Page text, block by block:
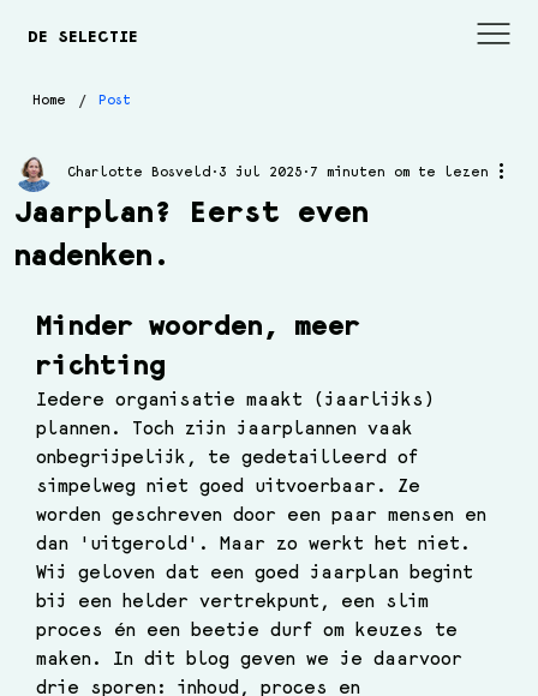
DE SELECTIE
Home / Post
Jaarplan? Eerst even
nadenken.
Charlotte Bosveld 3 jul 2025 7 minuten om te lezen
Minder woorden, meer
richting
Iedere organisatie maakt (jaarlijks)
plannen. Toch zijn jaarplannen vaak
onbegrijpelijk, te gedetailleerd of
simpelweg niet goed uitvoerbaar. Ze
worden geschreven door een paar mensen en
dan 'uitgerold'. Maar zo werkt het niet.
Wij geloven dat een goed jaarplan begint
bij een helder vertrekpunt, een slim
proces én een beetje durf om keuzes te
maken. In dit blog geven we je daarvoor
drie sporen: inhoud, proces en